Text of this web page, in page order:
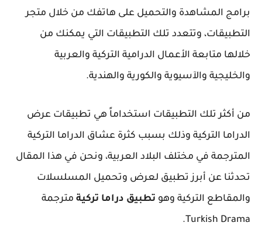
برامج المشاهدة والتحميل على هاتفك من خلال متجر
التطبيقات، وتتعدد تلك التطبيقات التي يمكنك من
خلالها متابعة الأعمال الدرامية التركية والعربية
والخليجية والآسيوية والكورية والهندية.
من أكثر تلك التطبيقات استخداماً هي تطبيقات عرض
الدراما التركية وذلك بسبب كثرة عشاق الدراما التركية
المترجمة في مختلف البلاد العربية، ونحن في هذا المقال
تحدثنا عن أبرز تطبيق لعرض وتحميل المسلسلات
والمقاطع التركية وهو تطبيق دراما تركية مترجمة
Turkish Drama.